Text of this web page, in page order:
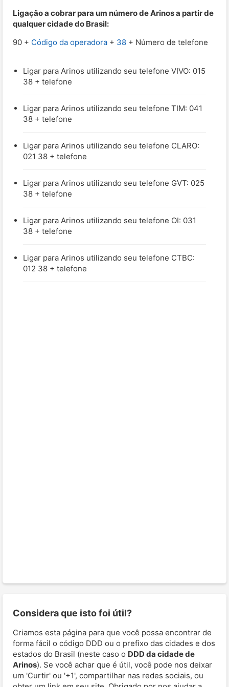
Ligação a cobrar para um número de Arinos a partir de
qualquer cidade do Brasil:
90 + Código da operadora + 38 + Número de telefone
Ligar para Arinos utilizando seu telefone VIVO: 015
38 + telefone
Ligar para Arinos utilizando seu telefone TIM: 041
38 + telefone
Ligar para Arinos utilizando seu telefone CLARO:
021 38 + telefone
Ligar para Arinos utilizando seu telefone GVT: 025
38 + telefone
Ligar para Arinos utilizando seu telefone OI: 031
38 + telefone
Ligar para Arinos utilizando seu telefone CTBC:
012 38 + telefone
Considera que isto foi útil?
Criamos esta página para que você possa encontrar de
forma fácil o código DDD ou o prefixo das cidades e dos
estados do Brasil (neste caso o DDD da cidade de
Arinos). Se você achar que é útil, você pode nos deixar
um 'Curtir' ou '+1', compartilhar nas redes sociais, ou